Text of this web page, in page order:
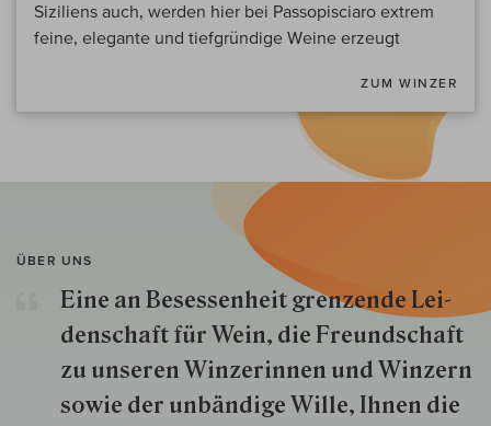
Siziliens auch, werden hier bei Passopisciaro extrem
feine, elegante und tiefgründige Weine erzeugt
ZUM WINZER
ÜBER UNS
Eine an Besessenheit gren­zende Lei­
den­schaft für Wein, die Freund­schaft
zu unseren Win­zer­innen und Win­zern
so­wie der un­bän­dige Wille, Ihnen die